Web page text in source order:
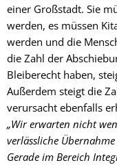
einer Großstadt. Sie
werden, es müssen
werden und die
die Zahl der
Bleiberecht haben,
Außerdem steigt die
verursacht ebenfalls
„Wir erwarten nicht
verlässliche
Gerade im Bereich